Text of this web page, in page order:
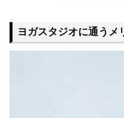
ヨガスタジオに通うメ